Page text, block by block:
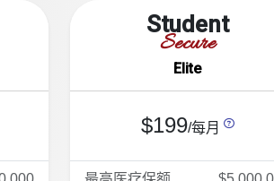
Student
Secure
Elite
$199/每月